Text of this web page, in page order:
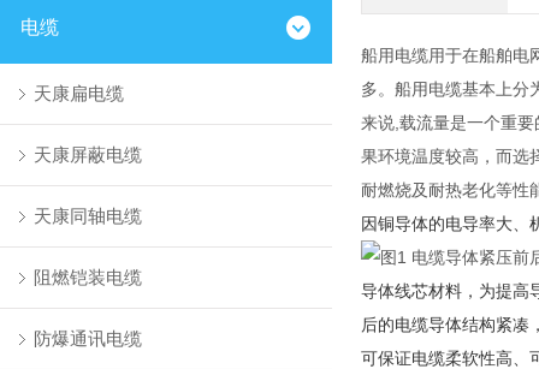
电缆
天康扁电缆
天康屏蔽电缆
天康同轴电缆
阻燃铠装电缆
防爆通讯电缆
船用电缆用于在船舶电
多。船用电缆基本上分
来说,载流量是一个重
果环境温度较高，而选
耐燃烧及耐热老化等性
因铜导体的电导率大、
导体线芯材料，为提高
后的电缆导体结构紧凑
可保证电缆柔软性高、